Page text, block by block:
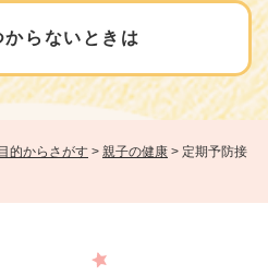
的からさがす > 親子の健康 > 定期予防接
からないときは